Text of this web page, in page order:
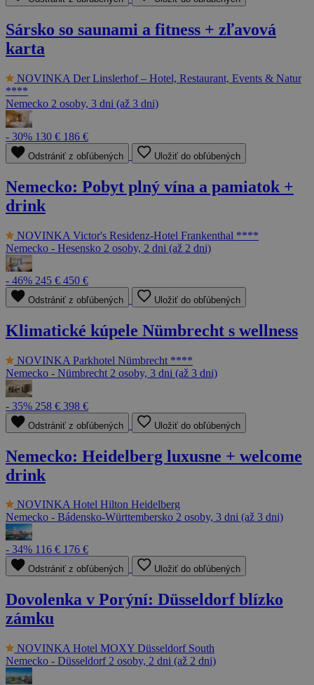
Sársko so saunami a fitness + zľavová
karta
NOVINKA Der Linslerhof – Hotel, Restaurant, Events & Natur
****
Nemecko 2 osoby, 3 dni (až 3 dni)
- 30% 130 € 186 €
Odstrániť z obľúbených Uložiť do obľúbených
Nemecko: Pobyt plný vína a pamiatok +
drink
NOVINKA Victor's Residenz-Hotel Frankenthal ****
Nemecko - Hesensko 2 osoby, 2 dni (až 2 dni)
- 46% 245 € 450 €
Odstrániť z obľúbených Uložiť do obľúbených
Klimatické kúpele Nümbrecht s wellness
NOVINKA Parkhotel Nümbrecht ****
Nemecko - Nümbrecht 2 osoby, 3 dni (až 3 dni)
- 35% 258 € 398 €
Odstrániť z obľúbených Uložiť do obľúbených
Nemecko: Heidelberg luxusne + welcome
drink
NOVINKAHotel Hilton Heidelberg
Nemecko - Bádensko-Württembersko 2 osoby, 3 dni (až 3 dni)
- 34% 116 € 176 €
Odstrániť z obľúbených Uložiť do obľúbených
Dovolenka v Porýní: Düsseldorf blízko
zámku
NOVINKA Hotel MOXY Düsseldorf South
Nemecko - Düsseldorf 2 osoby, 2 dni (až 2 dni)